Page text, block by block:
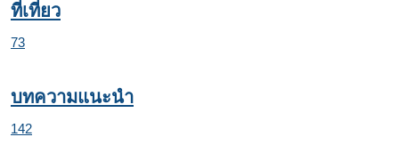
ที่เที่ยว
73
บทความแนะนำ
142